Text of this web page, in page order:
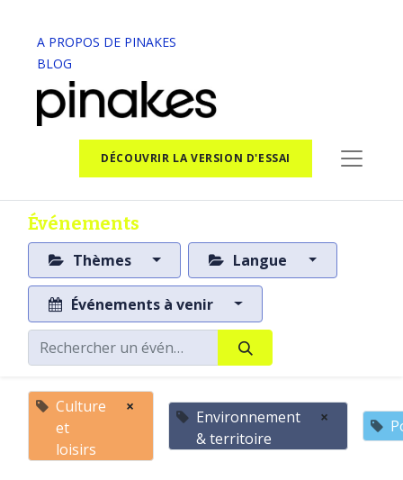
A PROPOS DE PINAKES
BLOG
DÉCOUVRIR LA VERSION D'ESSAI
Événements
Thèmes Langue
Événements à venir
Culture
et
loisirs
×
Environnement
& territoire
×